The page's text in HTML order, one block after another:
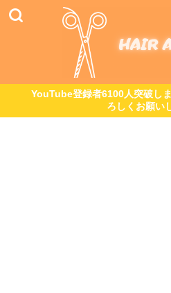
YouTube登録者6100人突破し
ろしくお願い